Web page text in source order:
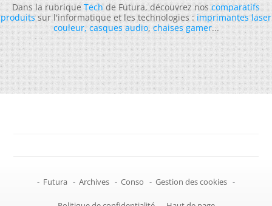
Dans la rubriqueTechde Futura, découvrez noscomparatifs
produitssur l'informatique et les technologies :imprimantes laser
couleur,casques audio,chaises gamer...
- Futura - Archives - Conso - Gestion des cookies -